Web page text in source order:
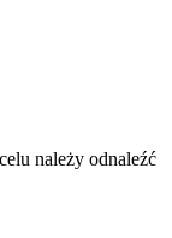
należy odnaleźć